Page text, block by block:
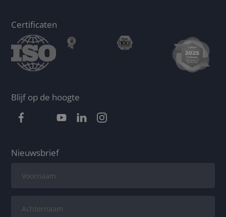
Certificaten
Blijf op de hoogte
Nieuwsbrief